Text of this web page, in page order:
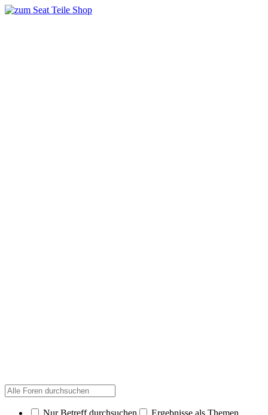
Nur Betreff durchsuchen
Ergebnisse als Themen